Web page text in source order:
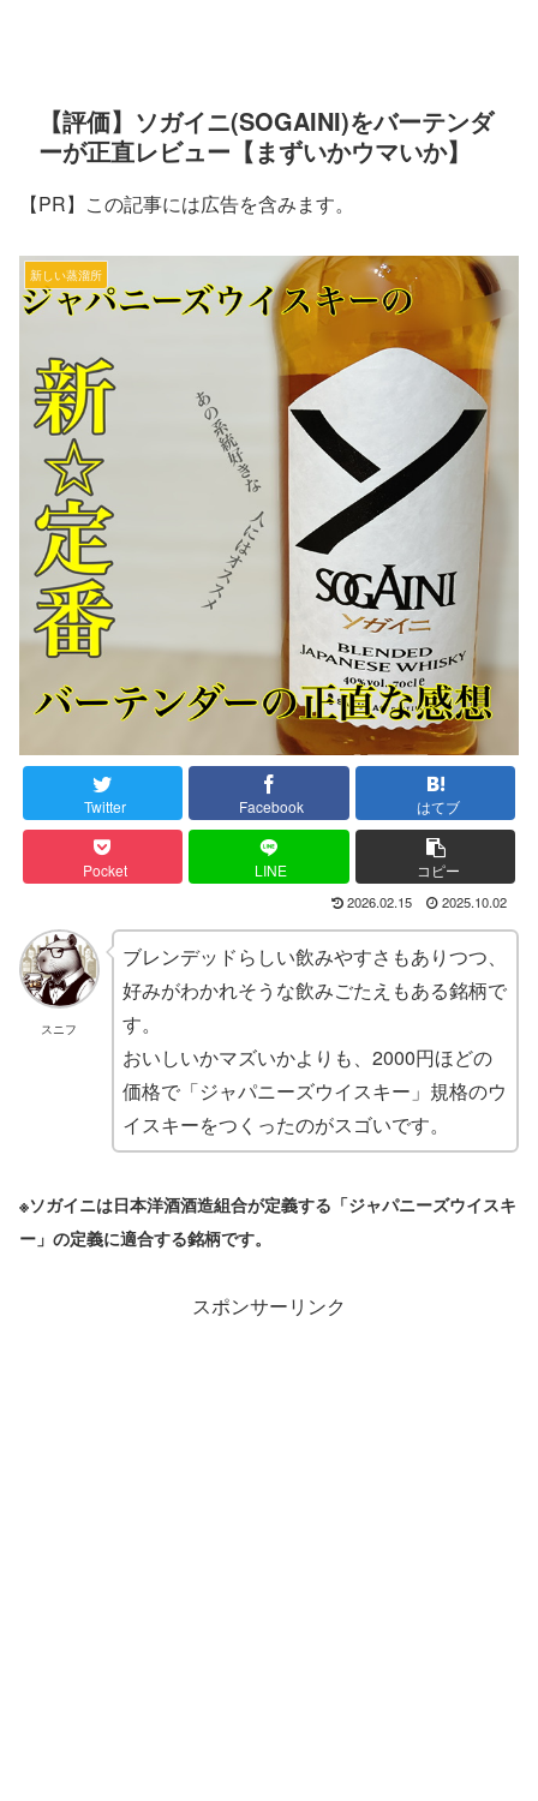
【評価】ソガイニ(SOGAINI)をバーテンダ
ーが正直レビュー【まずいかウマいか】
【PR】この記事には広告を含みます。
新しい蒸溜所
Twitter Facebook はてブ
Pocket LINE コピー
2026.02.15 2025.10.02
スニフ
ブレンデッドらしい飲みやすさもありつつ、
好みがわかれそうな飲みごたえもある銘柄で
す。
おいしいかマズいかよりも、2000円ほどの
価格で「ジャパニーズウイスキー」規格のウ
イスキーをつくったのがスゴいです。
※ソガイニは日本洋酒酒造組合が定義する「ジャパニーズウイスキ
ー」の定義に適合する銘柄です。
スポンサーリンク